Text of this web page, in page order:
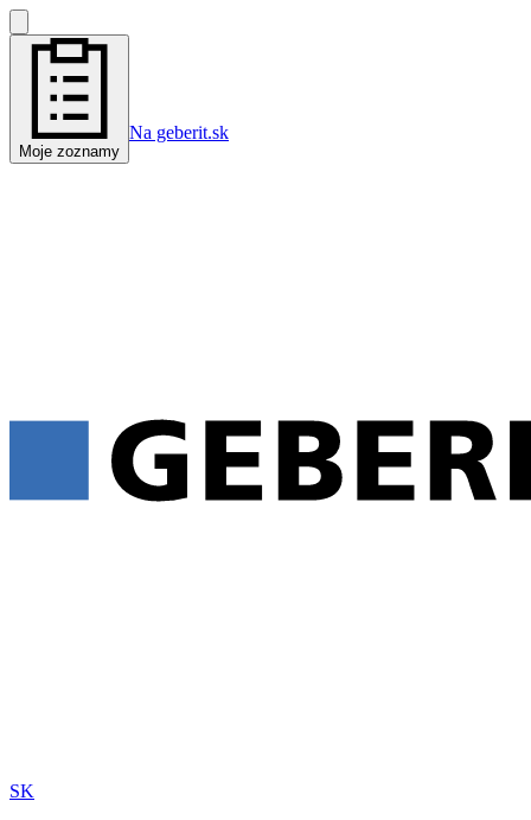
Moje zoznamy
Na geberit.sk
SK